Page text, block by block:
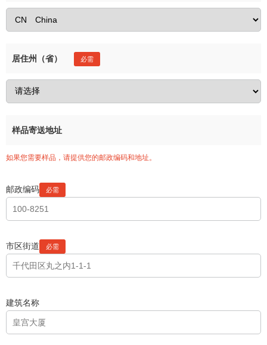
居住州（省）
样品寄送地址
如果您需要样品，请提供您的邮政编码和地址。
邮政编码
市区街道
建筑名称